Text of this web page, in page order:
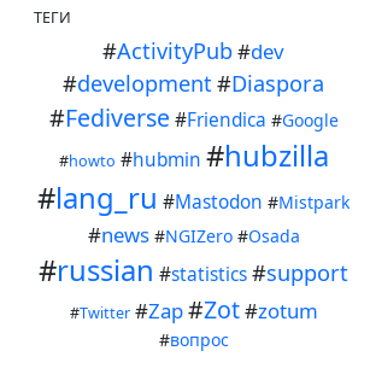
ТЕГИ
#ActivityPub#dev
#development#Diaspora
#Fediverse #Friendica #Google
#howto #hubmin #hubzilla
#lang_ru #Mastodon #Mistpark
#news #NGIZero #Osada
#russian #statistics#support
#Twitter #Zap#Zot#zotum
#вопрос